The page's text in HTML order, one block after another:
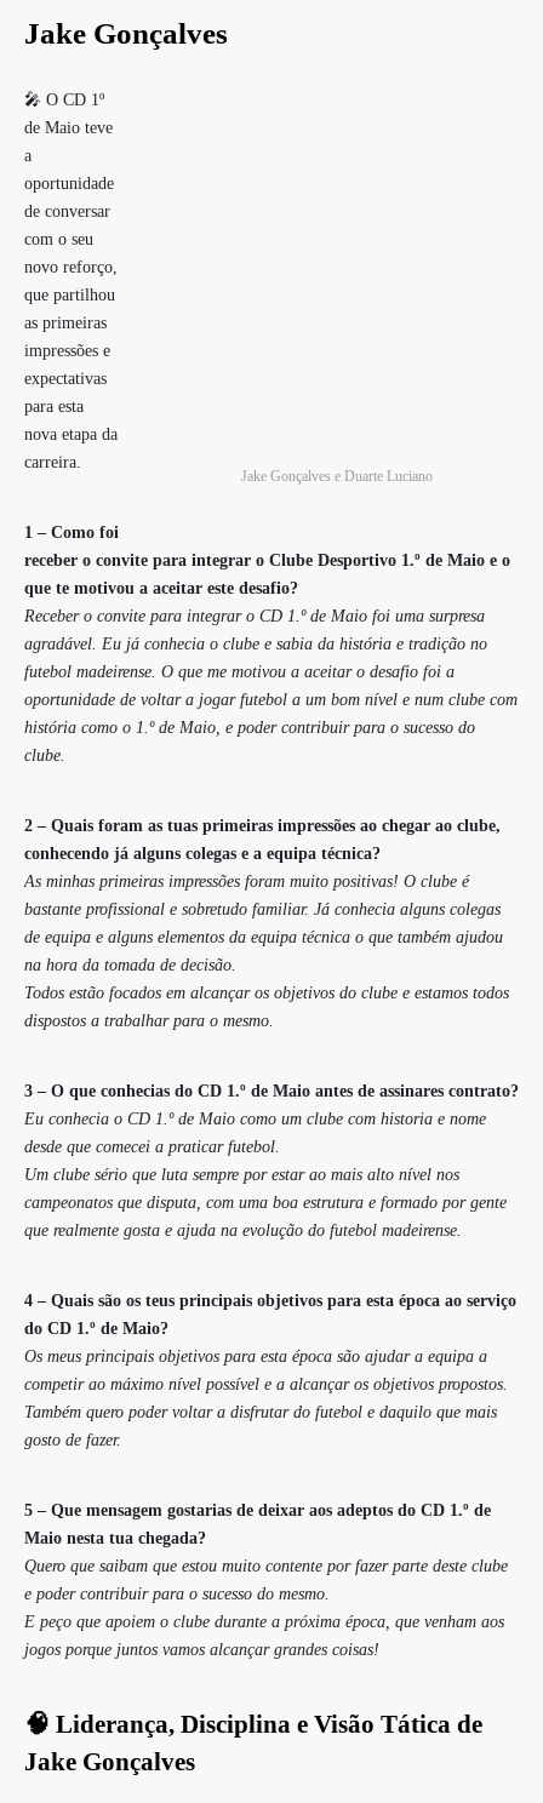
Jake Gonçalves
Jake Gonçalves e Duarte Luciano
🎤 O CD 1º
de Maio teve
a
oportunidade
de conversar
com o seu
novo reforço,
que partilhou
as primeiras
impressões e
expectativas
para esta
nova etapa da
carreira.
1 – Como foi
receber o convite para integrar o Clube Desportivo 1.º de Maio e o
que te motivou a aceitar este desafio?
Receber o convite para integrar o CD 1.º de Maio foi uma surpresa
agradável. Eu já conhecia o clube e sabia da história e tradição no
futebol madeirense. O que me motivou a aceitar o desafio foi a
oportunidade de voltar a jogar futebol a um bom nível e num clube com
história como o 1.º de Maio, e poder contribuir para o sucesso do
clube.
2 – Quais foram as tuas primeiras impressões ao chegar ao clube,
conhecendo já alguns colegas e a equipa técnica?
As minhas primeiras impressões foram muito positivas! O clube é
bastante profissional e sobretudo familiar. Já conhecia alguns colegas
de equipa e alguns elementos da equipa técnica o que também ajudou
na hora da tomada de decisão.
Todos estão focados em alcançar os objetivos do clube e estamos todos
dispostos a trabalhar para o mesmo.
3 – O que conhecias do CD 1.º de Maio antes de assinares contrato?
Eu conhecia o CD 1.º de Maio como um clube com historia e nome
desde que comecei a praticar futebol.
Um clube sério que luta sempre por estar ao mais alto nível nos
campeonatos que disputa, com uma boa estrutura e formado por gente
que realmente gosta e ajuda na evolução do futebol madeirense.
4 – Quais são os teus principais objetivos para esta época ao serviço
do CD 1.º de Maio?
Os meus principais objetivos para esta época são ajudar a equipa a
competir ao máximo nível possível e a alcançar os objetivos propostos.
Também quero poder voltar a disfrutar do futebol e daquilo que mais
gosto de fazer.
5 – Que mensagem gostarias de deixar aos adeptos do CD 1.º de
Maio nesta tua chegada?
Quero que saibam que estou muito contente por fazer parte deste clube
e poder contribuir para o sucesso do mesmo.
E peço que apoiem o clube durante a próxima época, que venham aos
jogos porque juntos vamos alcançar grandes coisas!
🧠 Liderança, Disciplina e Visão Tática de
Jake Gonçalves